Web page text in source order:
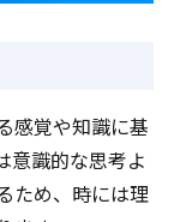
感覚や知識に基
意識的な思考よ
ため、時には理